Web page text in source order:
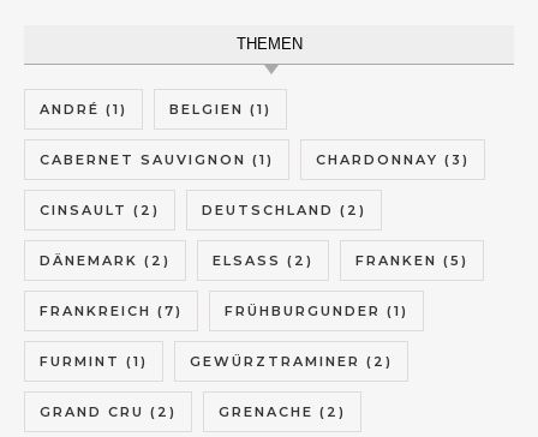
THEMEN
ANDRÉ (1) BELGIEN (1)
CABERNET SAUVIGNON (1) CHARDONNAY (3)
CINSAULT (2) DEUTSCHLAND (2)
DÄNEMARK (2) ELSASS (2) FRANKEN (5)
FRANKREICH (7) FRÜHBURGUNDER (1)
FURMINT (1) GEWÜRZTRAMINER (2)
GRAND CRU (2) GRENACHE (2)